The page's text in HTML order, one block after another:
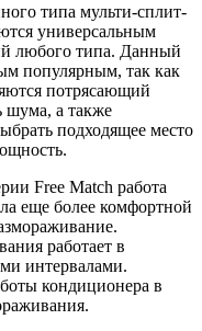
типа мульти-сплит-
универсальным
любого типа. Данный
популярным, так как
потрясающий
шума, а также
подходящее место
Free Match работа
еще более комфортной
работает в
интервалами.
кондиционера в